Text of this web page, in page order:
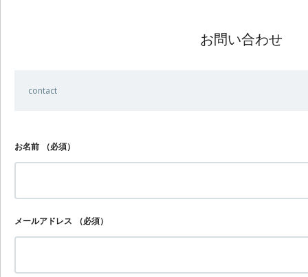
お問い合わせ
contact
お名前 （必須）
メールアドレス （必須）